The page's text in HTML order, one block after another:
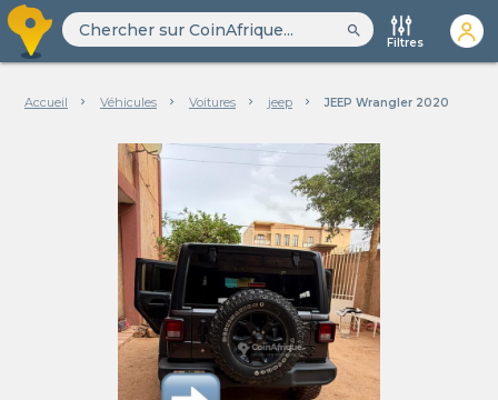
search
Filtres
Accueil Véhicules Voitures jeep JEEP Wrangler 2020